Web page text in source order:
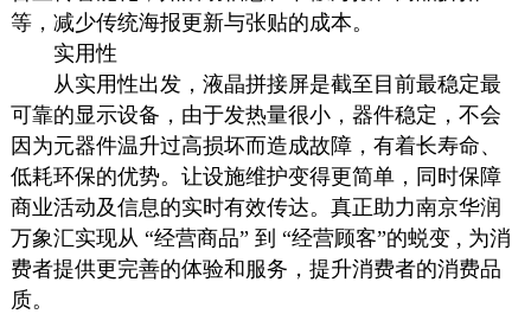
等，减少传统海报更新与张贴的成本。
实用性
从实用性出发，液晶拼接屏是截至目前最稳定最
可靠的显示设备，由于发热量很小，器件稳定，不会
因为元器件温升过高损坏而造成故障，有着长寿命、
低耗环保的优势。让设施维护变得更简单，同时保障
商业活动及信息的实时有效传达。真正助力南京华润
万象汇实现从 “经营商品” 到 “经营顾客”的蜕变 , 为消
费者提供更完善的体验和服务，提升消费者的消费品
质。